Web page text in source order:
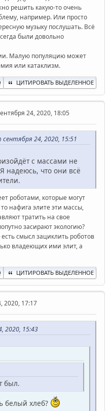
решить какую-то очень
например. Или просто
музыку послушать. Всё
были довольно
Малую популяцию может
или катаклизм.
ЦИТИРОВАТЬ ВЫДЕЛЕННОЕ
24, 2020, 18:05
24, 2020, 15:51
с массами не
надеюсь, что они всё
роботами, которые могут
нафига элите эти массы,
тратить на свое
засирают экологию?
смысл зациклить роботов
владеющих ими элит, а
ЦИТИРОВАТЬ ВЫДЕЛЕННОЕ
2020, 17:17
2020, 15:43
был.
белый хлеб?